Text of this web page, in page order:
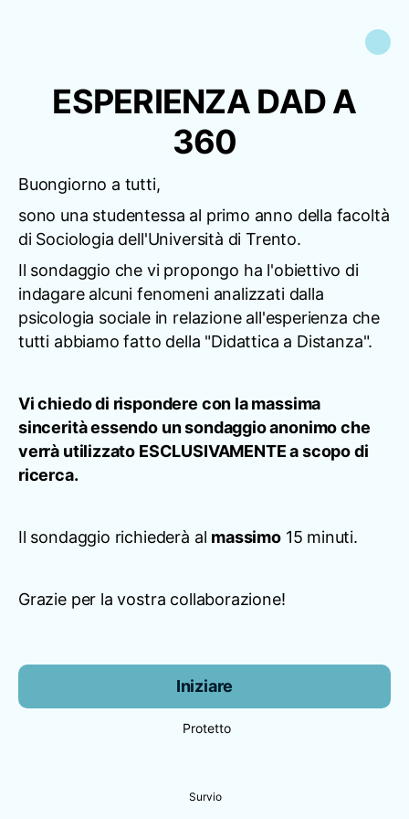
ESPERIENZA DAD A
360
Buongiorno a tutti,
sono una studentessa al primo anno della facoltà
di Sociologia dell'Università di Trento.
Il sondaggio che vi propongo ha l'obiettivo di
indagare alcuni fenomeni analizzati dalla
psicologia sociale in relazione all'esperienza che
tutti abbiamo fatto della "Didattica a Distanza".
Vi chiedo di rispondere con la massima
sincerità essendo un sondaggio anonimo che
verrà utilizzato ESCLUSIVAMENTE a scopo di
ricerca.
Il sondaggio richiederà al massimo15 minuti.
Grazie per la vostra collaborazione!
Iniziare
Protetto
Survio